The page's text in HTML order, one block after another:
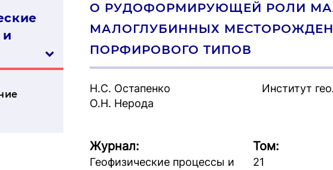
О РУДОФОРМИРУЮЩЕЙ РОЛИ
МАЛОГЛУБИННЫХ
ПОРФИРОВОГО ТИПОВ
Н.С. Остапенко
О.Н. Нерода
Институт
Журнал:
Геофизические процессы и
Том:
21